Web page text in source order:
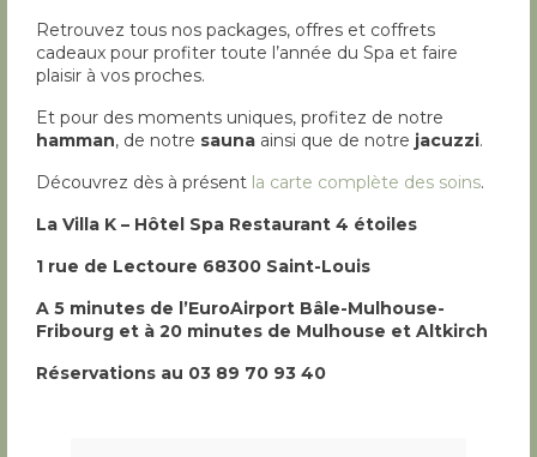
Retrouvez tous nos packages, offres et coffrets
cadeaux pour profiter toute l’année du Spa et faire
plaisir à vos proches.
Et pour des moments uniques, profitez de notre
hamman, de notre sauna ainsi que de notre jacuzzi.
Découvrez dès à présent la carte complète des soins.
La Villa K – Hôtel Spa Restaurant 4 étoiles
1 rue de Lectoure 68300 Saint-Louis
A 5 minutes de l’EuroAirport Bâle-Mulhouse-
Fribourg et à 20 minutes de Mulhouse et Altkirch
Réservations au 03 89 70 93 40